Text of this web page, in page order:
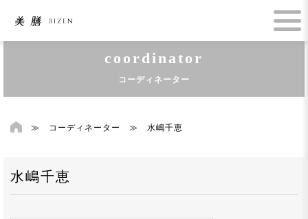
coordinator
コーディネーター
≫ コーディネーター ≫ 水嶋千恵
水嶋千恵